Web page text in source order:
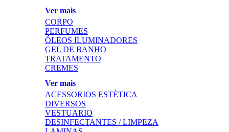
Ver mais
CORPO
PERFUMES
ÓLEOS ILUMINADORES
GEL DE BANHO
TRATAMENTO
CREMES
Ver mais
ACESSORIOS ESTÉTICA
DIVERSOS
VESTUARIO
DESINFECTANTES / LIMPEZA